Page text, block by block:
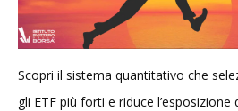
Scopri il sistema quantitativo che
gli ETF più forti e riduce l’esposizione